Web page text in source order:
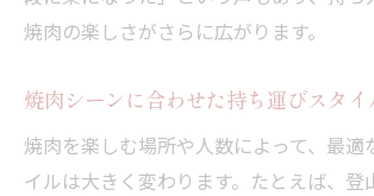
焼肉の楽しさがさらに広がります。
焼肉シーンに合わせた持ち運びスタ
焼肉を楽しむ場所や人数によって、最適
イルは大きく変わります。たとえば、登